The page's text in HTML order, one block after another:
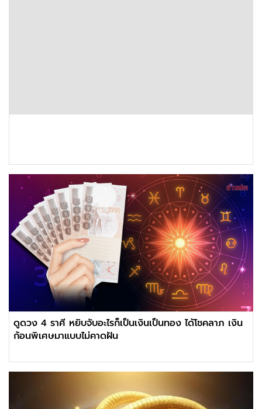
ดูดวง 4 ราศี หยิบจับอะไรก็เป็นเงินเป็นทอง ได้โชคลาภ เงิน
ก้อนพิเศษมาแบบไม่คาดฝัน